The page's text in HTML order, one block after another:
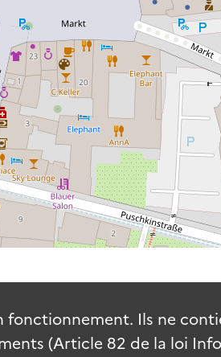
fonctionnement. Ils ne
(Article 82 de la loi